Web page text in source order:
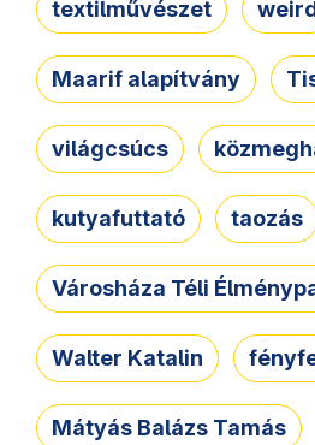
textilművészet
Maarif alapítvány
világcsúcs
kutyafuttató taozás
Városháza Téli
Walter Katalin
Mátyás Balázs Tamás